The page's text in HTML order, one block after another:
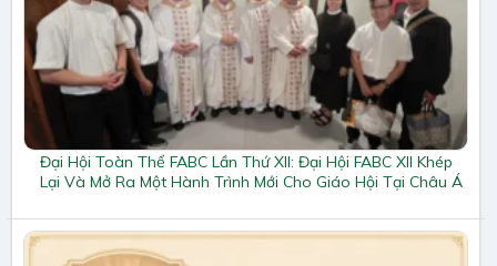
Đại Hội Toàn Thể FABC Lần Thứ XII: Đại Hội FABC XII Khép
Lại Và Mở Ra Một Hành Trình Mới Cho Giáo Hội Tại Châu Á